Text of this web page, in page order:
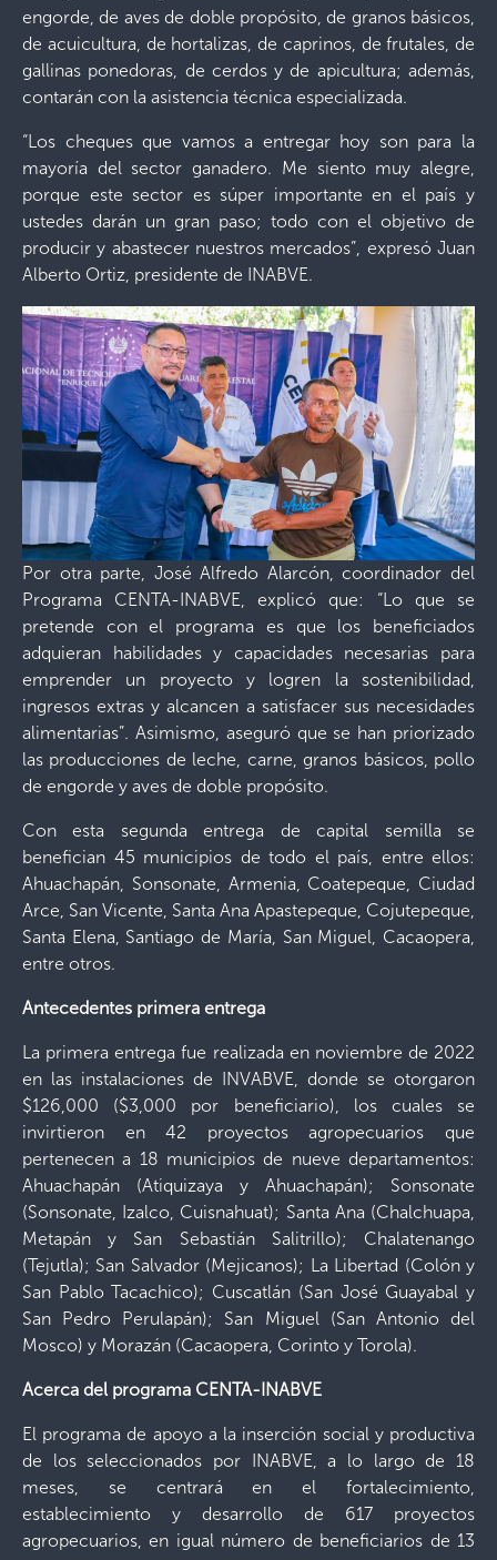
engorde, de aves de doble propósito, de granos básicos,
de acuicultura, de hortalizas, de caprinos, de frutales, de
gallinas ponedoras, de cerdos y de apicultura; además,
contarán con la asistencia técnica especializada.
“Los cheques que vamos a entregar hoy son para la
mayoría del sector ganadero. Me siento muy alegre,
porque este sector es súper importante en el país y
ustedes darán un gran paso; todo con el objetivo de
producir y abastecer nuestros mercados”, expresó Juan
Alberto Ortiz, presidente de INABVE.
Por otra parte, José Alfredo Alarcón, coordinador del
Programa CENTA-INABVE, explicó que: “Lo que se
pretende con el programa es que los beneficiados
adquieran habilidades y capacidades necesarias para
emprender un proyecto y logren la sostenibilidad,
ingresos extras y alcancen a satisfacer sus necesidades
alimentarias”. Asimismo, aseguró que se han priorizado
las producciones de leche, carne, granos básicos, pollo
de engorde y aves de doble propósito.
Con esta segunda entrega de capital semilla se
benefician 45 municipios de todo el país, entre ellos:
Ahuachapán, Sonsonate, Armenia, Coatepeque, Ciudad
Arce, San Vicente, Santa Ana Apastepeque, Cojutepeque,
Santa Elena, Santiago de María, San Miguel, Cacaopera,
entre otros.
Antecedentes primera entrega
La primera entrega fue realizada en noviembre de 2022
en las instalaciones de INVABVE, donde se otorgaron
$126,000 ($3,000 por beneficiario), los cuales se
invirtieron en 42 proyectos agropecuarios que
pertenecen a 18 municipios de nueve departamentos:
Ahuachapán (Atiquizaya y Ahuachapán); Sonsonate
(Sonsonate, Izalco, Cuisnahuat); Santa Ana (Chalchuapa,
Metapán y San Sebastián Salitrillo); Chalatenango
(Tejutla); San Salvador (Mejicanos); La Libertad (Colón y
San Pablo Tacachico); Cuscatlán (San José Guayabal y
San Pedro Perulapán); San Miguel (San Antonio del
Mosco) y Morazán (Cacaopera, Corinto y Torola).
Acerca del programa CENTA-INABVE
El programa de apoyo a la inserción social y productiva
de los seleccionados por INABVE, a lo largo de 18
meses, se centrará en el fortalecimiento,
establecimiento y desarrollo de 617 proyectos
agropecuarios, en igual número de beneficiarios de 13